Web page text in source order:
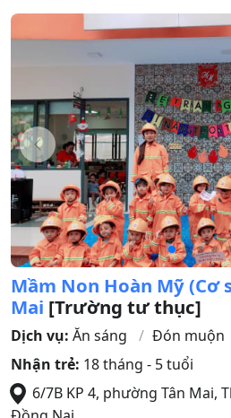
Mầm Non Hoàn Mỹ (Cơ
Mai [Trường tư thục]
Dịch vụ: Ăn sáng
Đón muộn
Nhận trẻ: 18 tháng - 5 tuổi
6/7B KP 4, phường Tân Mai,